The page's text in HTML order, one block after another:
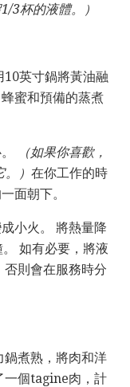
3杯的液體。）
英寸鍋將黃油融
蜜和預備的蒸煮
（如果你喜歡，
） 在你工作的時
面朝下。
小火。 將熱量降
如有必要，將液
則會在服務時分
鍋煮熟，將肉和洋
一個tagine肉，計